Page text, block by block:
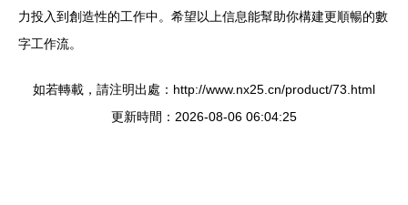
力投入到創造性的工作中。希望以上信息能幫助你構建更順暢的數
字工作流。
如若轉載，請注明出處：http://www.nx25.cn/product/73.html
更新時間：2026-08-06 06:04:25